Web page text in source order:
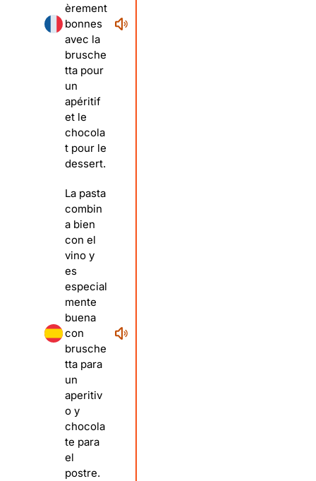
èrement
bonnes
avec la
brusche
tta pour
un
apéritif
et le
chocola
t pour le
dessert.
La pasta
combin
a bien
con el
vino y
es
especial
mente
buena
con
brusche
tta para
un
aperitiv
o y
chocola
te para
el
postre.